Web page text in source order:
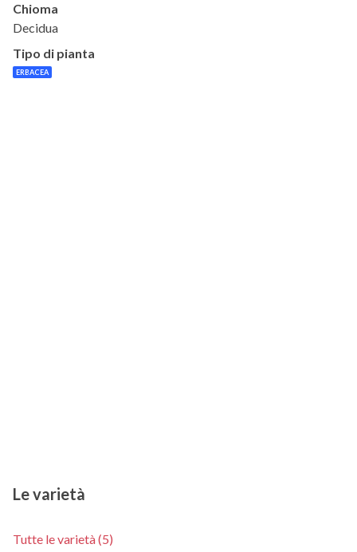
Chioma
Decidua
Tipo di pianta
ERBACEA
Le varietà
Tutte le varietà (5)